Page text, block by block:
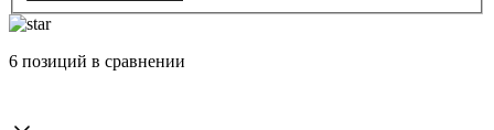
6 позиций в сравнении